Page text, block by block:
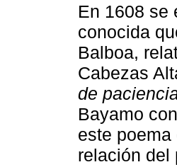
En 1608 se
conocida
Balboa,
Cabezas
de
Bayamo
este
relación del